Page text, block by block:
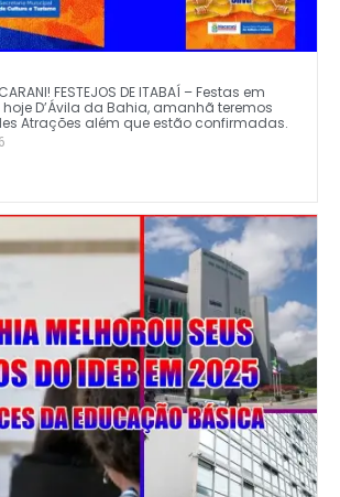
FESTEJOS DE ITABAÍ – Festas em
D’Ávila da Bahia, amanhã teremos
Atrações além que estão confirmadas.